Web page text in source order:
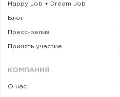
Happy Job + Dream Job
Блог
Пресс-релиз
Принять участие
КОМПАНИЯ
О нас